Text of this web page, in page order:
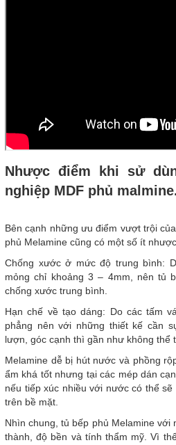
Nhược điểm khi sử
nghiệp MDF phủ
Bên cạnh những ưu điểm vượt trội
phủ Melamine cũng có một số ít
Chống xước ở mức độ trung bình:
mỏng chỉ khoảng 3 – 4mm, nên tủ
chống xước trung bình.
Hạn chế về tạo dáng: Do các tấm
phẳng nên với những thiết kế cần
lượn, góc cạnh thì gần như không thể
Melamine dễ bị hút nước và phồng
ẩm khá tốt nhưng tại các mép dán
nếu tiếp xúc nhiều với nước có thể
trên bề mặt.
Nhìn chung, tủ bếp phủ Melamine với
thành, độ bền và tính thẩm mỹ. Vì